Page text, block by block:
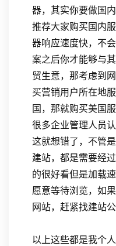
器，其实你要做国
推荐大家购买国内
器响应速度快，不
案之后你才能够与
贸生意，那考虑到
买营销用户所在地
国，那就购买美国服
很多企业管理人员
这就想错了，不管
建站，都是需要经
的很好看但是加载
愿意等待浏览，如
网站，赶紧找建站公
以上这些都是我个